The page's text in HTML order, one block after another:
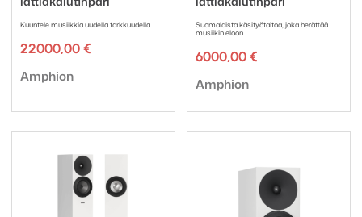
Kuuntele musiikkia uudella tarkkuudella
22000,00 €
Tuotemerkki:
Amphion
Suomalaista käsityötaitoa, joka herättää
musiikin eloon
6000,00 €
Tuotemerkki:
Amphion